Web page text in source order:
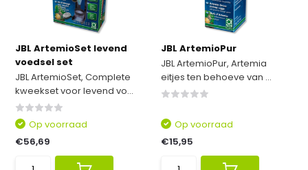
JBL ArtemioSet levend
voedsel set
JBL ArtemioSet, Complete
kweekset voor levend vo...
Op voorraad
€56,69
JBL ArtemioPur
JBL ArtemioPur, Artemia
eitjes ten behoeve van ...
Op voorraad
€15,95